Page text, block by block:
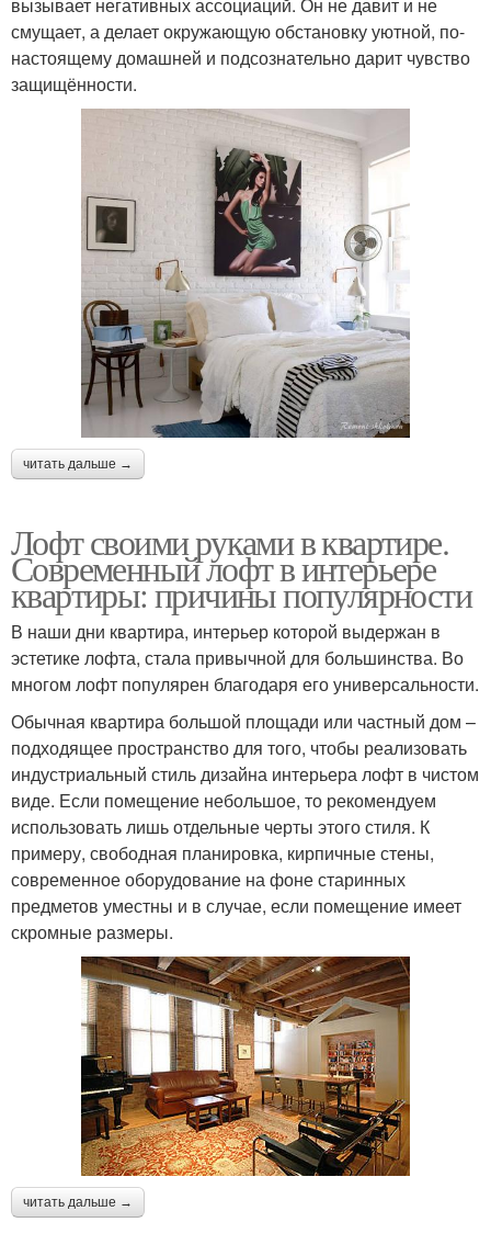
вызывает негативных ассоциаций. Он не давит и не
смущает, а делает окружающую обстановку уютной, по-
настоящему домашней и подсознательно дарит чувство
защищённости.
читать дальше →
Лофт своими руками в квартире.
Современный лофт в интерьере
квартиры: причины популярности
В наши дни квартира, интерьер которой выдержан в
эстетике лофта, стала привычной для большинства. Во
многом лофт популярен благодаря его универсальности.
Обычная квартира большой площади или частный дом –
подходящее пространство для того, чтобы реализовать
индустриальный стиль дизайна интерьера лофт в чистом
виде. Если помещение небольшое, то рекомендуем
использовать лишь отдельные черты этого стиля. К
примеру, свободная планировка, кирпичные стены,
современное оборудование на фоне старинных
предметов уместны и в случае, если помещение имеет
скромные размеры.
читать дальше →